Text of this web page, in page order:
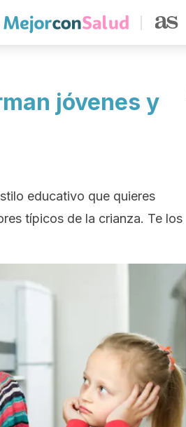
jóvenes y
educativo que quieres
típicos de la crianza. Te los